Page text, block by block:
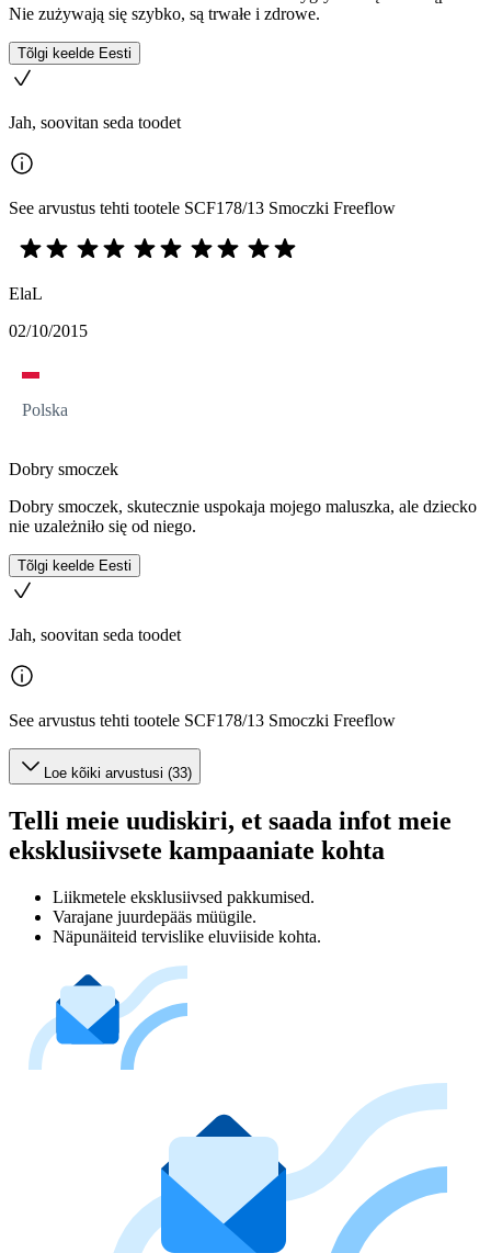
Nie zużywają się szybko, są trwałe i zdrowe.
Tõlgi keelde Eesti
Jah, soovitan seda toodet
See arvustus tehti tootele SCF178/13 Smoczki Freeflow
ElaL
02/10/2015
Polska
Dobry smoczek
Dobry smoczek, skutecznie uspokaja mojego maluszka, ale dziecko
nie uzależniło się od niego.
Tõlgi keelde Eesti
Jah, soovitan seda toodet
See arvustus tehti tootele SCF178/13 Smoczki Freeflow
Loe kõiki arvustusi (33)
Telli meie uudiskiri, et saada infot meie
eksklusiivsete kampaaniate kohta
Liikmetele eksklusiivsed pakkumised.
Varajane juurdepääs müügile.
Näpunäiteid tervislike eluviiside kohta.